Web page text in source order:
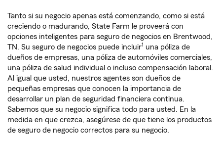
Tanto si su negocio apenas está comenzando, como si está
creciendo o madurando, State Farm le proveerá con
opciones inteligentes para seguro de negocios en Brentwood,
TN. Su seguro de negocios puede incluir1 una póliza de
dueños de empresas, una póliza de automóviles comerciales,
una póliza de salud individual o incluso compensación laboral.
Al igual que usted, nuestros agentes son dueños de
pequeñas empresas que conocen la importancia de
desarrollar un plan de seguridad financiera continua.
Sabemos que su negocio significa todo para usted. En la
medida en que crezca, asegúrese de que tiene los productos
de seguro de negocio correctos para su negocio.